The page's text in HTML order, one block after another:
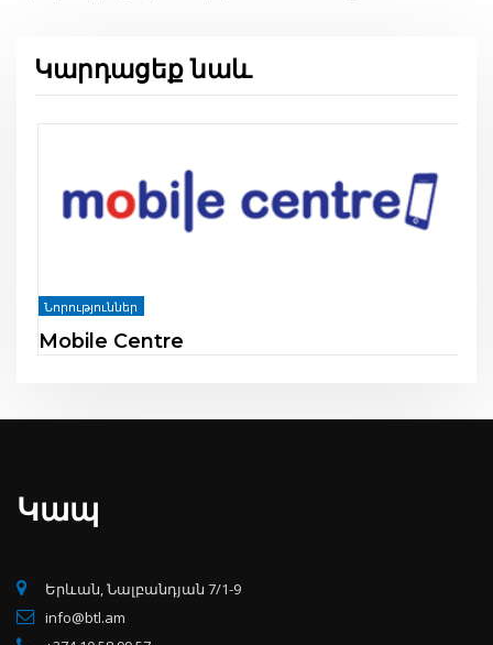
Կարդացեք նաև
Նորություններ
Mobile Centre
Կապ
Երևան, Նալբանդյան 7/1-9
info@btl.am